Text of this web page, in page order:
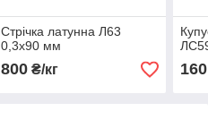
Стрічка латунна Л63
0,3х90 мм
800₴/кг 160